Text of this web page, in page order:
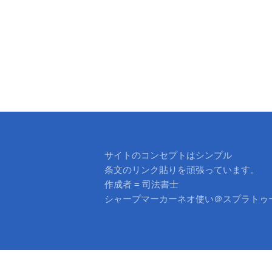
サイトのコンセプトはシンプル
条文のリンク貼りを頑張っています。
作成者 = 司法書士
シャープマーカーネオ使い＠スプラトゥ